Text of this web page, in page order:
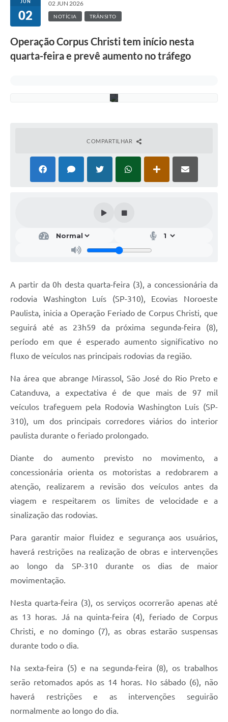
JUN
02
02 JUN 2026
NOTÍCIA TRÂNSITO
Operação Corpus Christi tem início nesta
quarta-feira e prevê aumento no tráfego
o
s
COMPARTILHAR
A partir da 0h desta quarta-feira (3), a concessionária da
rodovia Washington Luís (SP-310), Ecovias Noroeste
Paulista, inicia a Operação Feriado de Corpus Christi, que
seguirá até as 23h59 da próxima segunda-feira (8),
período em que é esperado aumento significativo no
fluxo de veículos nas principais rodovias da região.
Na área que abrange Mirassol, São José do Rio Preto e
Catanduva, a expectativa é de que mais de 97 mil
veículos trafeguem pela Rodovia Washington Luís (SP-
310), um dos principais corredores viários do interior
paulista durante o feriado prolongado.
Diante do aumento previsto no movimento, a
concessionária orienta os motoristas a redobrarem a
atenção, realizarem a revisão dos veículos antes da
viagem e respeitarem os limites de velocidade e a
sinalização das rodovias.
Para garantir maior fluidez e segurança aos usuários,
haverá restrições na realização de obras e intervenções
ao longo da SP-310 durante os dias de maior
movimentação.
Nesta quarta-feira (3), os serviços ocorrerão apenas até
as 13 horas. Já na quinta-feira (4), feriado de Corpus
Christi, e no domingo (7), as obras estarão suspensas
durante todo o dia.
Na sexta-feira (5) e na segunda-feira (8), os trabalhos
serão retomados após as 14 horas. No sábado (6), não
haverá restrições e as intervenções seguirão
normalmente ao longo do dia.